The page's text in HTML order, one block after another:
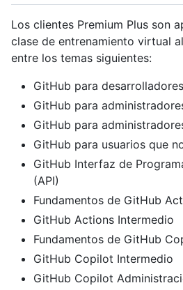
Los clientes Premium Plus son
clase de entrenamiento virtual
entre los temas siguientes:
GitHub para desarrolladores
GitHub para
GitHub para
GitHub para usuarios que
GitHub Interfaz de
(API)
Fundamentos de GitHub
GitHub Actions Intermedio
Fundamentos de GitHub
GitHub Copilot Intermedio
GitHub Copilot